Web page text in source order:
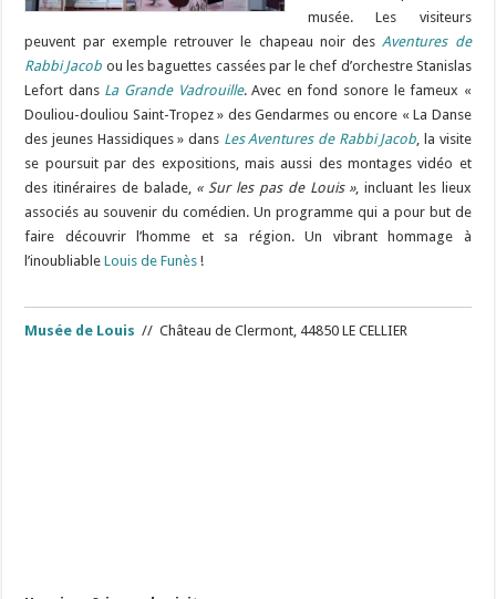
musée. Les visiteurs
peuvent par exemple retrouver le chapeau noir desAventures de
Rabbi Jacob ou les baguettes cassées par le chef d’orchestre Stanislas
Lefort dans La Grande Vadrouille. Avec en fond sonore le fameux «
Douliou-douliou Saint-Tropez » des Gendarmes ou encore « La Danse
des jeunes Hassidiques » dans Les Aventures de Rabbi Jacob, la visite
se poursuit par des expositions, mais aussi des montages vidéo et
des itinéraires de balade, « Sur les pas de Louis », incluant les lieux
associés au souvenir du comédien. Un programme qui a pour but de
faire découvrir l’homme et sa région. Un vibrant hommage à
l’inoubliableLouis de Funès !
Musée de Louis // Château de Clermont, 44850 LE CELLIER